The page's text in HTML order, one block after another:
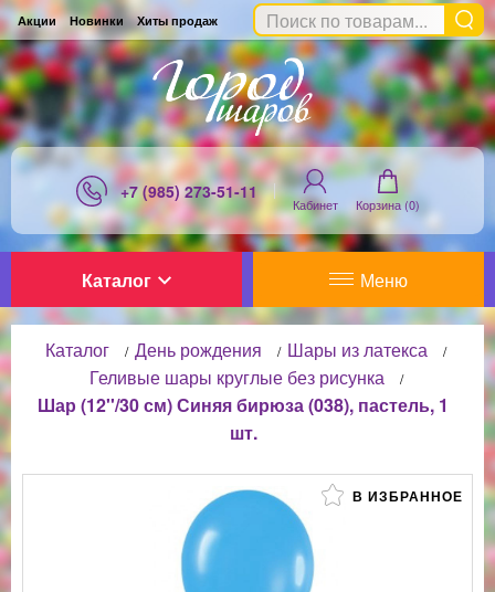
Акции Новинки Хиты продаж
+7 (985) 273-51-11
Кабинет Корзина (0)
Каталог Меню
Каталог / День рождения / Шары из латекса /
Геливые шары круглые без рисунка /
Шар (12''/30 см) Синяя бирюза (038), пастель, 1
шт.
В ИЗБРАННОЕ